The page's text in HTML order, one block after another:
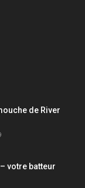
de River
votre batteur